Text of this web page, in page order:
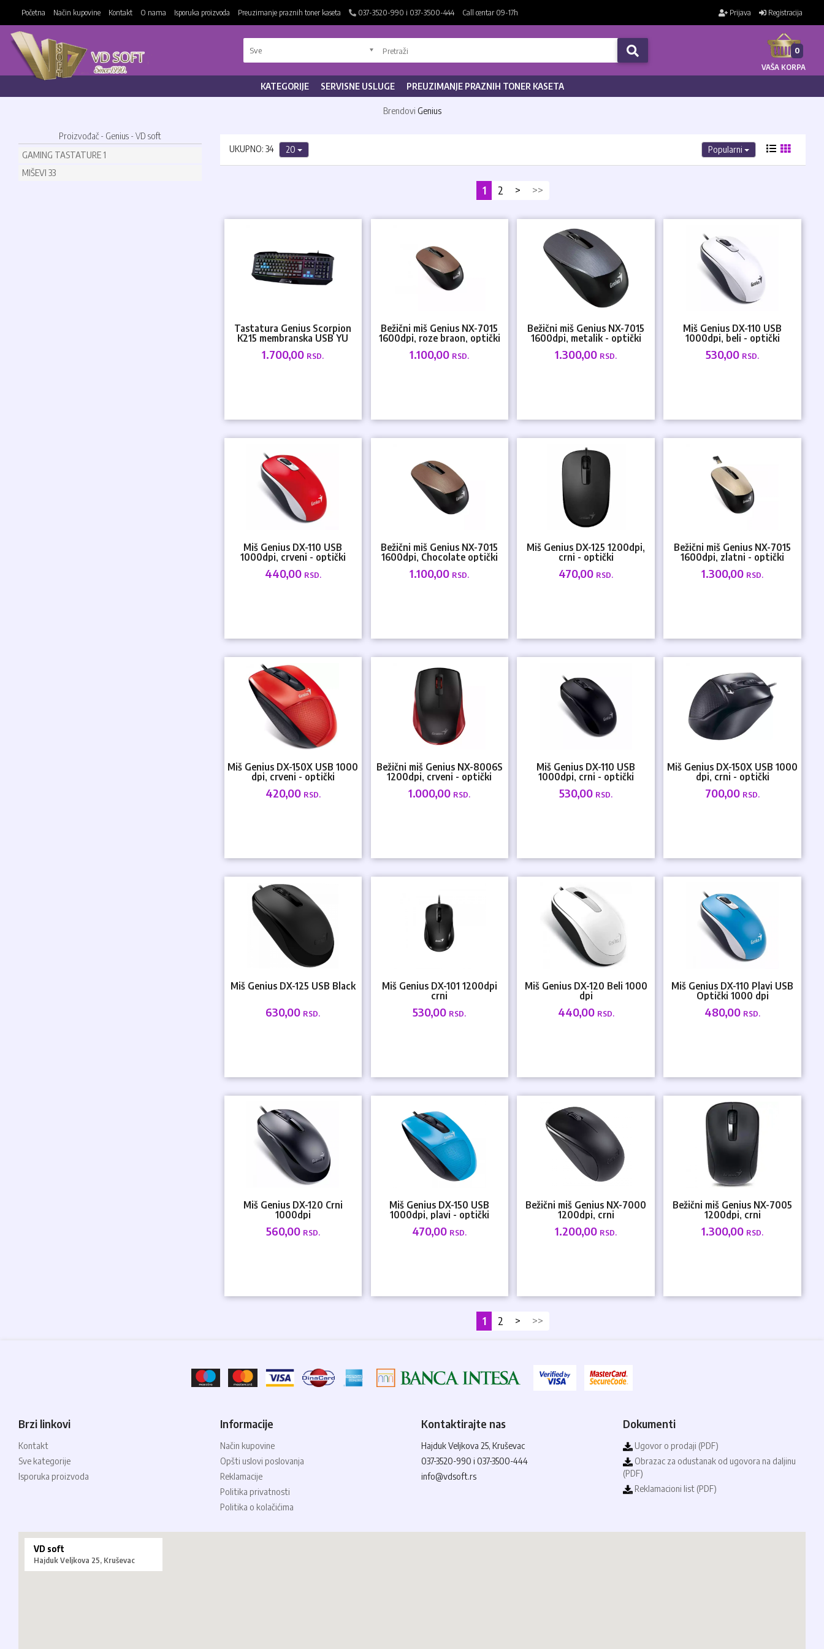
Početna Način kupovine Kontakt O nama Isporuka proizvoda Preuzimanje praznih toner kaseta 037-3520-990 i 037-3500-444 Call centar 09-17h Prijava Registracija
VAŠA KORPA
0
KATEGORIJE SERVISNE USLUGE PREUZIMANJE PRAZNIH TONER KASETA
Brendovi Genius
Proizvođač - Genius - VD soft
GAMING TASTATURE 1
MIŠEVI 33
UKUPNO: 34 20 Popularni
1 2 > >>
Tastatura Genius Scorpion
K215 membranska USB YU
1.700,00 RSD.
Bežični miš Genius NX-7015
1600dpi, roze braon, optički
1.100,00 RSD.
Bežični miš Genius NX-7015
1600dpi, metalik - optički
1.300,00 RSD.
Miš Genius DX-110 USB
1000dpi, beli - optički
530,00 RSD.
Miš Genius DX-110 USB
1000dpi, crveni - optički
440,00 RSD.
Bežični miš Genius NX-7015
1600dpi, Chocolate optički
1.100,00 RSD.
Miš Genius DX-125 1200dpi,
crni - optički
470,00 RSD.
Bežični miš Genius NX-7015
1600dpi, zlatni - optički
1.300,00 RSD.
Miš Genius DX-150X USB 1000
dpi, crveni - optički
420,00 RSD.
Bežični miš Genius NX-8006S
1200dpi, crveni - optički
1.000,00 RSD.
Miš Genius DX-110 USB
1000dpi, crni - optički
530,00 RSD.
Miš Genius DX-150X USB 1000
dpi, crni - optički
700,00 RSD.
Miš Genius DX-125 USB Black
630,00 RSD.
Miš Genius DX-101 1200dpi
crni
530,00 RSD.
Miš Genius DX-120 Beli 1000
dpi
440,00 RSD.
Miš Genius DX-110 Plavi USB
Optički 1000 dpi
480,00 RSD.
Miš Genius DX-120 Crni
1000dpi
560,00 RSD.
Miš Genius DX-150 USB
1000dpi, plavi - optički
470,00 RSD.
Bežični miš Genius NX-7000
1200dpi, crni
1.200,00 RSD.
Bežični miš Genius NX-7005
1200dpi, crni
1.300,00 RSD.
1 2 > >>
Brzi linkovi
Kontakt
Sve kategorije
Isporuka proizvoda
Informacije
Način kupovine
Opšti uslovi poslovanja
Reklamacije
Politika privatnosti
Politika o kolačićima
Kontaktirajte nas
Hajduk Veljkova 25, Kruševac
037-3520-990 i 037-3500-444
info@vdsoft.rs
Dokumenti
Ugovor o prodaji (PDF)
Obrazac za odustanak od ugovora na daljinu
(PDF)
Reklamacioni list (PDF)
VD soft
Hajduk Veljkova 25, Kruševac